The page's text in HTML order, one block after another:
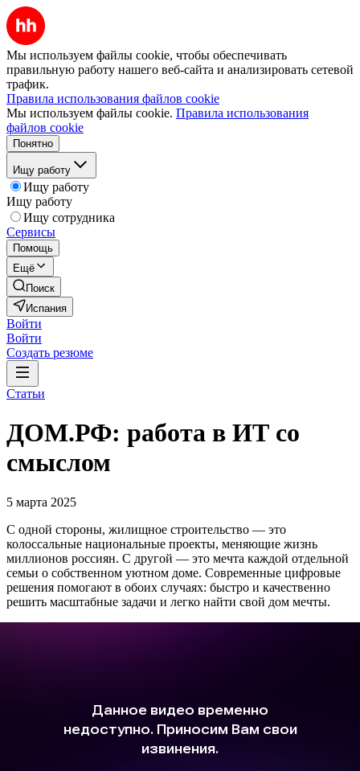
Мы используем файлы cookie, чтобы обеспечивать
правильную работу нашего веб-сайта и анализировать сетевой
трафик.
Правила использования файлов cookie
Мы используем файлы cookie. Правила использования
файлов cookie
Понятно
Ищу работу
Ищу работу
Ищу работу
Ищу сотрудника
Сервисы
Помощь
Ещё
Поиск
Испания
Войти
Войти
Создать резюме
Статьи
ДОМ.РФ: работа в ИТ со
смыслом
5 марта 2025
С одной стороны, жилищное строительство — это
колоссальные национальные проекты, меняющие жизнь
миллионов россиян. С другой — это мечта каждой отдельной
семьи о собственном уютном доме. Современные цифровые
решения помогают в обоих случаях: быстро и качественно
решить масштабные задачи и легко найти свой дом мечты.